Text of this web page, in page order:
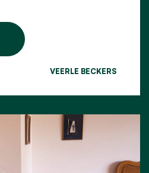
VEERLE BECKERS